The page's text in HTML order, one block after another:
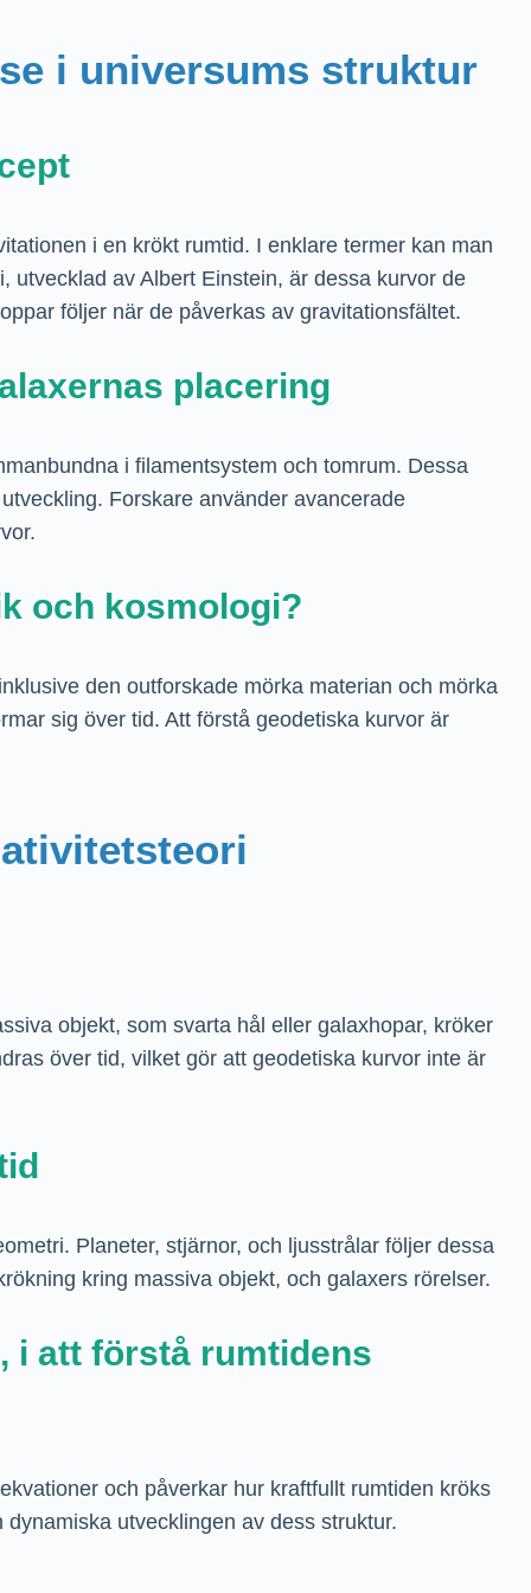
i universums struktur
i en krökt rumtid. I enklare termer kan man
utvecklad av Albert Einstein, är dessa kurvor de
följer när de påverkas av gravitationsfältet.
placering
i filamentsystem och tomrum. Dessa
Forskare använder avancerade
och kosmologi?
den outforskade mörka materian och mörka
sig över tid. Att förstå geodetiska kurvor är
objekt, som svarta hål eller galaxhopar, kröker
över tid, vilket gör att geodetiska kurvor inte är
Planeter, stjärnor, och ljusstrålar följer dessa
kring massiva objekt, och galaxers rörelser.
i att förstå rumtidens
och påverkar hur kraftfullt rumtiden kröks
utvecklingen av dess struktur.